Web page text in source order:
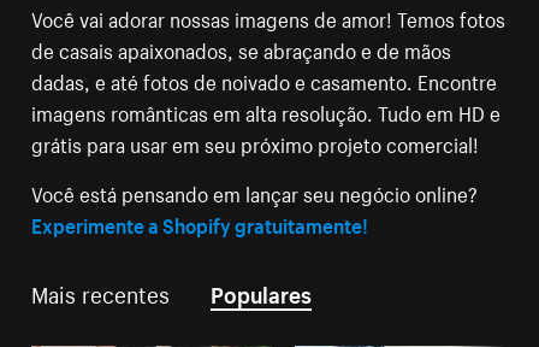
Você vai adorar nossas imagens de amor! Temos fotos
de casais apaixonados, se abraçando e de mãos
dadas, e até fotos de noivado e casamento. Encontre
imagens românticas em alta resolução. Tudo em HD e
grátis para usar em seu próximo projeto comercial!
Você está pensando em lançar seu negócio online?
Experimente a Shopify gratuitamente!
Mais recentes Populares